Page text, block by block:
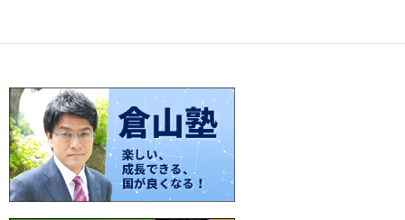
ナ
ゲ
ー
シ
ョ